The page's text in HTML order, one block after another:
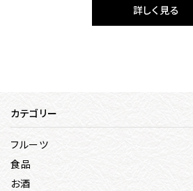
詳しく見る
カテゴリー
フルーツ
食品
お酒